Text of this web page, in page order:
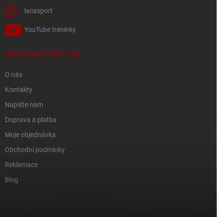
lacasport
YouTube tréninky
INFORMACE PRO VÁS
O nás
Kontakty
Napište nám
Doprava a platba
Moje objednávka
Obchodní podmínky
Reklamace
Blog